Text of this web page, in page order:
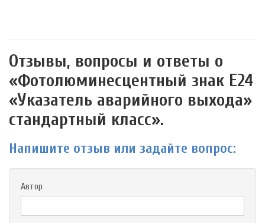
Отзывы, вопросы и ответы о
«Фотолюминесцентный знак Е24
«Указатель аварийного выхода»
стандартный класс».
Напишите отзыв или задайте вопрос:
Автор